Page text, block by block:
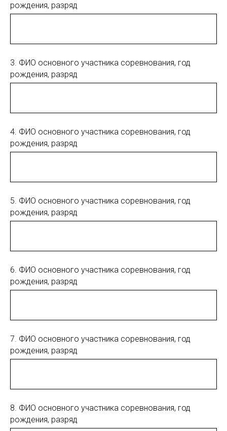
рождения, разряд
3. ФИО основного участника соревнования, год
рождения, разряд
4. ФИО основного участника соревнования, год
рождения, разряд
5. ФИО основного участника соревнования, год
рождения, разряд
6. ФИО основного участника соревнования, год
рождения, разряд
7. ФИО основного участника соревнования, год
рождения, разряд
8. ФИО основного участника соревнования, год
рождения, разряд